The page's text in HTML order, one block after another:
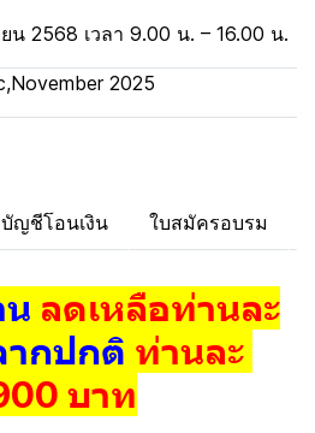
2568 เวลา 9.00 น. – 16.00 น.
,November 2025
บัญชีโอนเงิน ใบสมัครอบรม
น ลดเหลือท่านละ
ากปกติ ท่านละ
บาท